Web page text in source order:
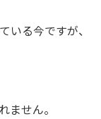
いる今ですが、
ません。